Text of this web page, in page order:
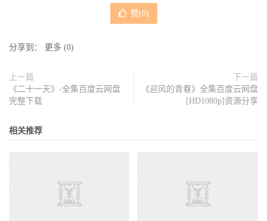
赞(0)
分享到： 更多 (0)
上一篇
《二十一天》-全集百度云网盘
完整下载
下一篇
《迎风的青春》全集百度云网盘
[HD1080p]资源分享
相关推荐